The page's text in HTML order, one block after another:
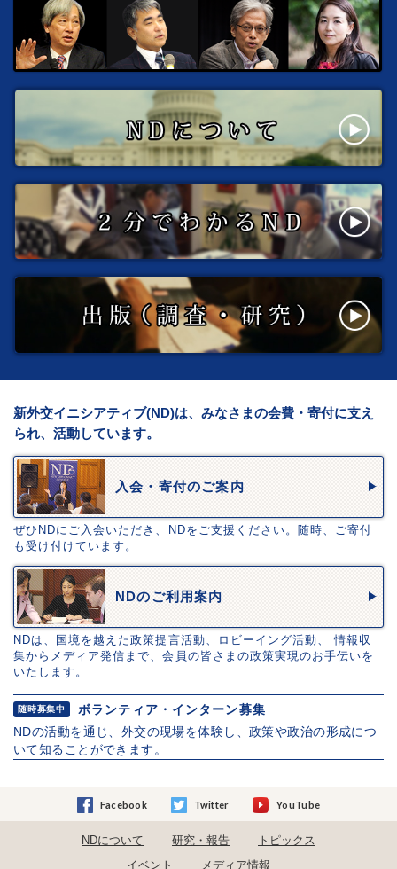
新外交イニシアティブ(ND)は、みなさまの会費・寄付に支え
られ、活動しています。
入会・寄付のご案内
ぜひNDにご入会いただき、NDをご支援ください。随時、ご寄付
も受け付けています。
NDのご利用案内
NDは、国境を越えた政策提言活動、ロビーイング活動、 情報収
集からメディア発信まで、会員の皆さまの政策実現のお手伝いを
いたします。
随時募集中
ボランティア・インターン募集
NDの活動を通じ、外交の現場を体験し、政策や政治の形成につ
いて知ることができます。
Facebook Twitter YouTube
NDについて 研究・報告
トピックス
イベント
メディア情報